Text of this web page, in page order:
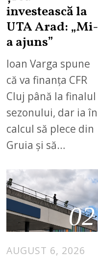
investească la
UTA Arad: „Mi-
a ajuns”
Ioan Varga spune
că va finanța CFR
Cluj până la finalul
sezonului, dar ia în
calcul să plece din
Gruia și să…
02
AUGUST 6, 2026